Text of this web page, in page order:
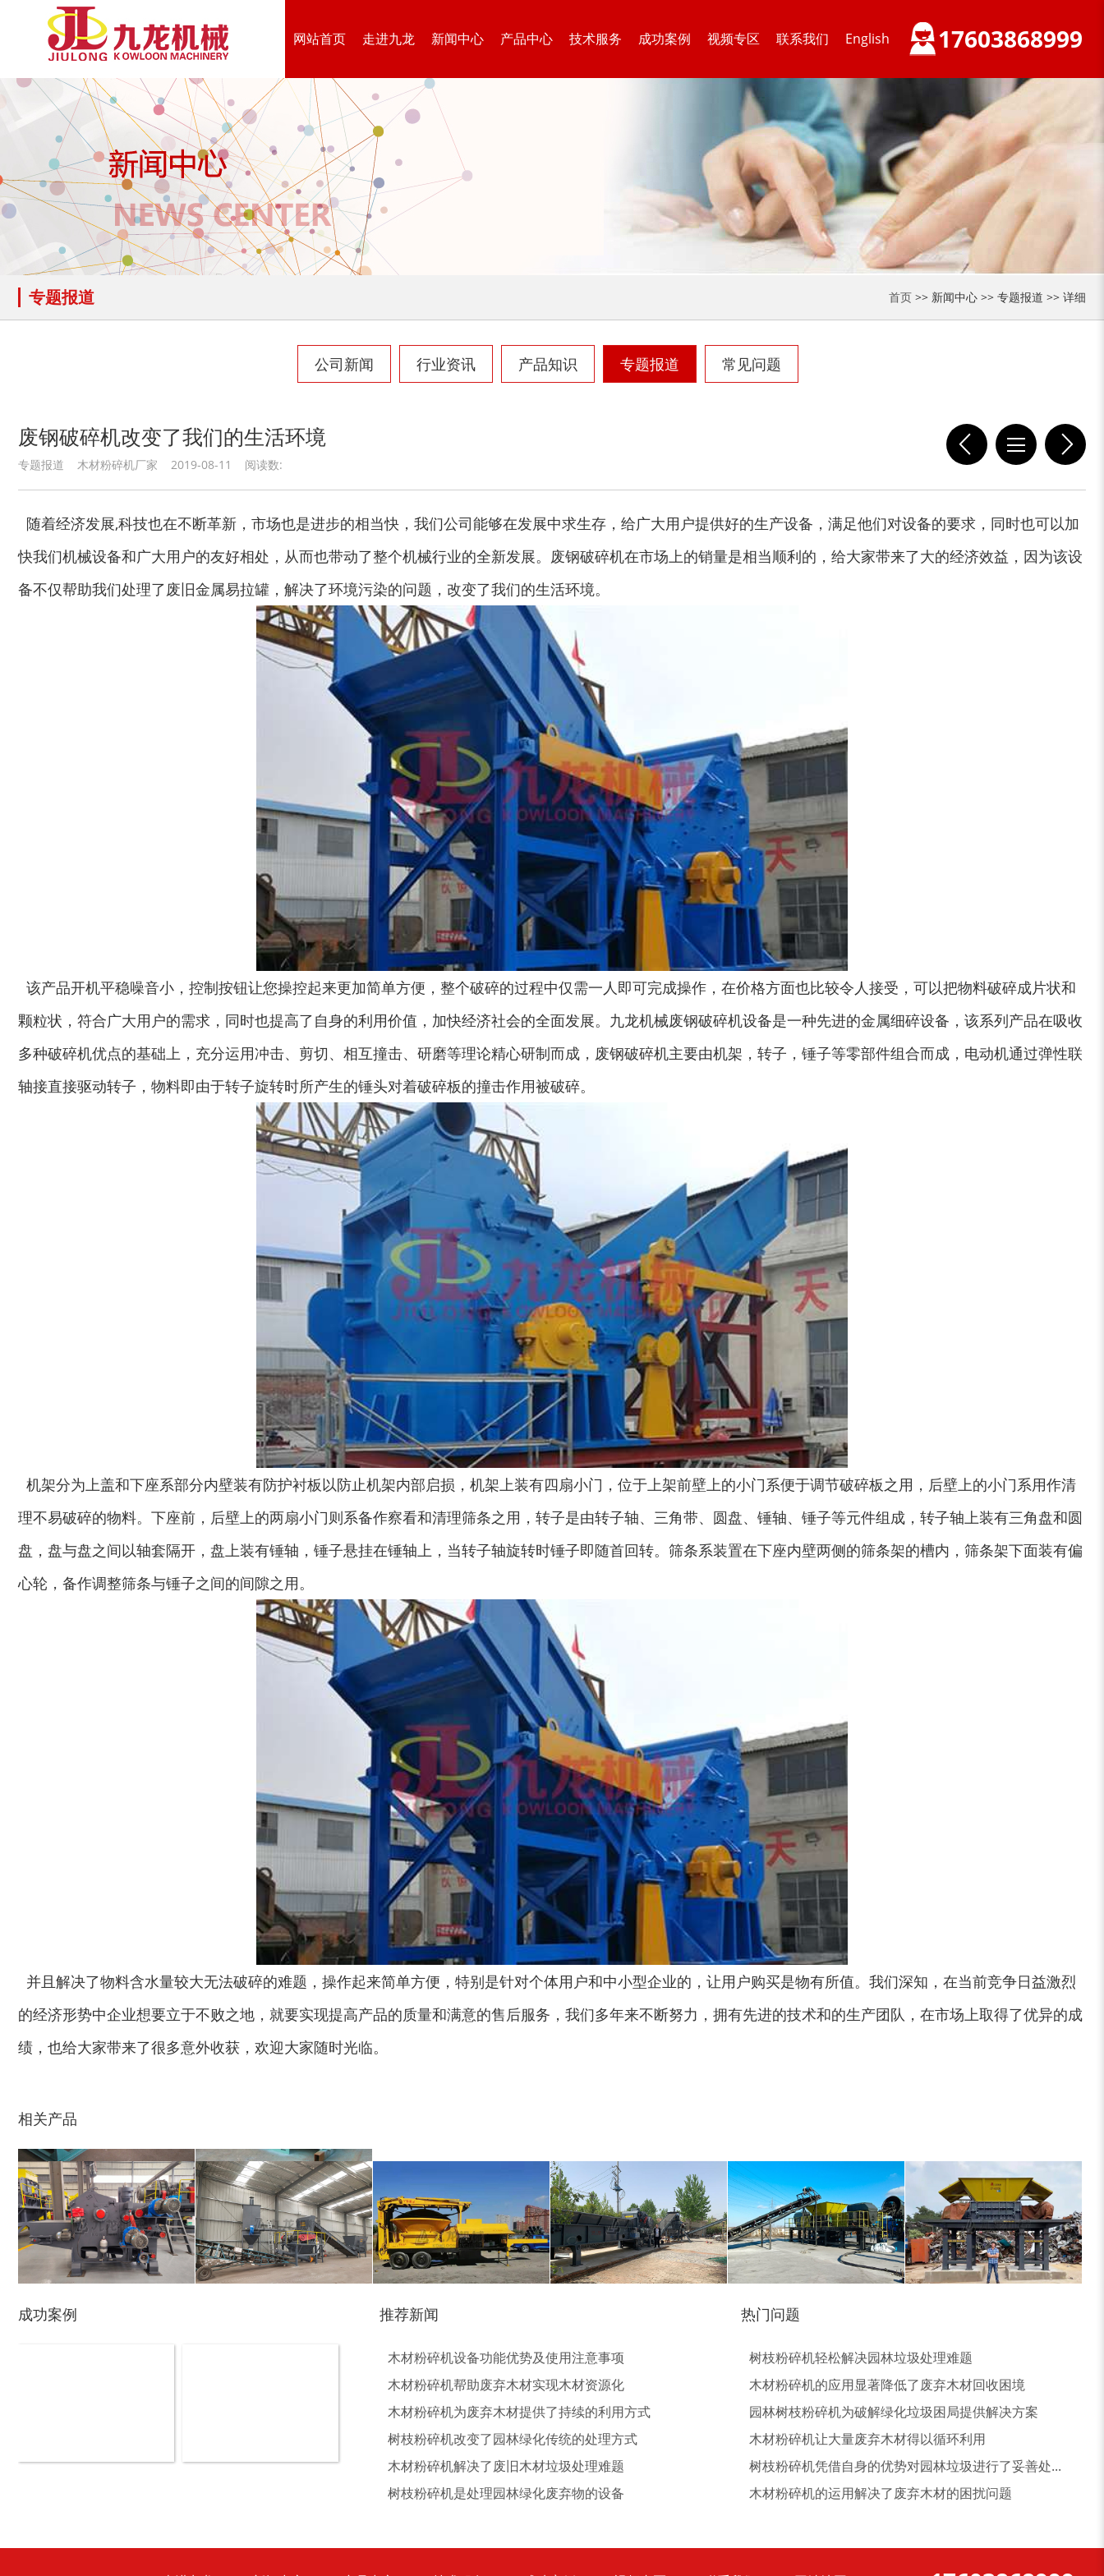
网站首页 走进九龙 新闻中心 产品中心 技术服务 成功案例 视频专区 联系我们 English 17603868999
专题报道 首页 >> 新闻中心 >> 专题报道 >> 详细
公司新闻 行业资讯 产品知识 专题报道 常见问题
废钢破碎机改变了我们的生活环境
专题报道 木材粉碎机厂家 2019-08-11 阅读数:
随着经济发展,科技也在不断革新，市场也是进步的相当快，我们公司能够在发展中求生存，给广大用户提供好的生产设备，满足他们对设备的要求，同时也可以加
快我们机械设备和广大用户的友好相处，从而也带动了整个机械行业的全新发展。废钢破碎机在市场上的销量是相当顺利的，给大家带来了大的经济效益，因为该设
备不仅帮助我们处理了废旧金属易拉罐，解决了环境污染的问题，改变了我们的生活环境。
该产品开机平稳噪音小，控制按钮让您操控起来更加简单方便，整个破碎的过程中仅需一人即可完成操作，在价格方面也比较令人接受，可以把物料破碎成片状和
颗粒状，符合广大用户的需求，同时也提高了自身的利用价值，加快经济社会的全面发展。九龙机械废钢破碎机设备是一种先进的金属细碎设备，该系列产品在吸收
多种破碎机优点的基础上，充分运用冲击、剪切、相互撞击、研磨等理论精心研制而成，废钢破碎机主要由机架，转子，锤子等零部件组合而成，电动机通过弹性联
轴接直接驱动转子，物料即由于转子旋转时所产生的锤头对着破碎板的撞击作用被破碎。
机架分为上盖和下座系部分内壁装有防护衬板以防止机架内部启损，机架上装有四扇小门，位于上架前壁上的小门系便于调节破碎板之用，后壁上的小门系用作清
理不易破碎的物料。下座前，后壁上的两扇小门则系备作察看和清理筛条之用，转子是由转子轴、三角带、圆盘、锤轴、锤子等元件组成，转子轴上装有三角盘和圆
盘，盘与盘之间以轴套隔开，盘上装有锤轴，锤子悬挂在锤轴上，当转子轴旋转时锤子即随首回转。筛条系装置在下座内壁两侧的筛条架的槽内，筛条架下面装有偏
心轮，备作调整筛条与锤子之间的间隙之用。
并且解决了物料含水量较大无法破碎的难题，操作起来简单方便，特别是针对个体用户和中小型企业的，让用户购买是物有所值。我们深知，在当前竞争日益激烈
的经济形势中企业想要立于不败之地，就要实现提高产品的质量和满意的售后服务，我们多年来不断努力，拥有先进的技术和的生产团队，在市场上取得了优异的成
绩，也给大家带来了很多意外收获，欢迎大家随时光临。
相关产品
大型木材粉碎机 圆盘破碎机 综合破碎机 大型稻草捆撕碎机...
双轴撕碎机 树枝粉碎机
RDF燃料生产设备 生活垃圾处理设备... 工业固废处理设备... 木材削片机
轮胎粉碎机 废钢破碎机 模板破碎机 装修垃圾处理设备...
陈腐垃圾处理设备... 建筑垃圾处理设备... 金属压块破碎机 塑料粉碎机 小型撕碎机 稻草秸秆撕碎机
废旧汽车破碎机 摩托车破碎机 自行车破碎机
油漆桶破碎机 彩钢瓦破碎机 大型铡草机 木屑粉碎机
稻草粉碎机 气流烘干机 转筒烘干机 锯末烘干机
盘式削片机 全自动削片机 生物质秸秆破碎机...
圆盘破碎机 综合破碎机 大型稻草捆撕碎机... 金属撕碎机
大型秸秆粉碎机 废旧轮胎胶粉设备... 锯末粉碎机 大件垃圾处理设备...
成功案例 推荐新闻
木材粉碎机设备功能优势及使用注意事项
木材粉碎机帮助废弃木材实现木材资源化
木材粉碎机为废弃木材提供了持续的利用方式
树枝粉碎机改变了园林绿化传统的处理方式
木材粉碎机解决了废旧木材垃圾处理难题
树枝粉碎机是处理园林绿化废弃物的设备
热门问题
树枝粉碎机轻松解决园林垃圾处理难题
木材粉碎机的应用显著降低了废弃木材回收困境
园林树枝粉碎机为破解绿化垃圾困局提供解决方案
木材粉碎机让大量废弃木材得以循环利用
树枝粉碎机凭借自身的优势对园林垃圾进行了妥善处...
木材粉碎机的运用解决了废弃木材的困扰问题